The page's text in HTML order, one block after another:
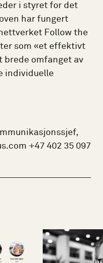
i styret for det
har fungert
Follow the
som «et effektivt
brede omfanget av
individuelle
+47 402 35 097